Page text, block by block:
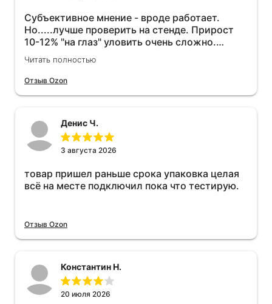
Субъективное мнение - вроде работает.
Но.....лучше проверить на стенде. Прирост
10-12% "на глаз" уловить очень сложно.
Покатаюсь, потом отключу и посмотрю, что
будет 😁.
Читать полностью
Отзыв Ozon
Денис Ч.
3 августа 2026
товар пришел раньше срока упаковка целая
всё на месте подключил пока что тестирую.
Отзыв Ozon
Константин Н.
20 июля 2026